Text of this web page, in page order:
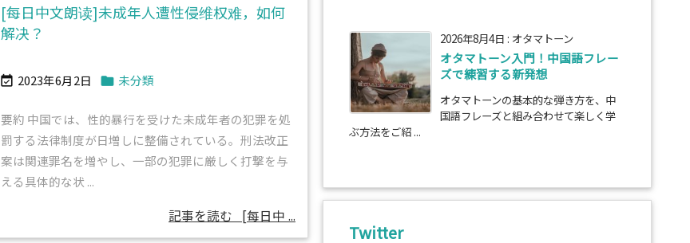
[每日中文朗读]未成年人遭性侵维权难，如何
解决？
 2023年6月2日  未分類
要約 中国では、性的暴行を受けた未成年者の犯罪を処
罰する法律制度が日増しに整備されている。刑法改正
案は関連罪名を増やし、一部の犯罪に厳しく打撃を与
える具体的な状 ...
記事を読む [每日中 ...
2026年8月4日 : オタマトーン
オタマトーン入門！中国語フレー
ズで練習する新発想
オタマトーンの基本的な弾き方を、中
国語フレーズと組み合わせて楽しく学
ぶ方法をご紹 ...
Twitter